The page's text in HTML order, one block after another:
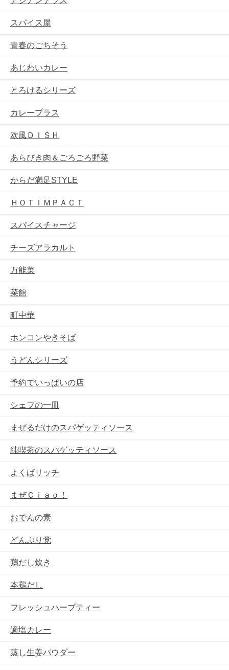
スパイス屋
青春のごちそう
あじわいカレー
とろけるシリーズ
カレープラス
欧風ＤＩＳＨ
あらびき肉＆ごろごろ野菜
からだ満足STYLE
ＨＯＴＩＭＰＡＣＴ
スパイスチャージ
チーズアラカルト
万能菜
菜館
町中華
ホンコンやきそば
うどんシリーズ
予約でいっぱいの店
シェフの一皿
まぜるだけのスパゲッティソース
純喫茶のスパゲッティソース
よくばリッチ
まぜＣｉａｏ！
おでんの素
どんぶり党
鶏だし炊き
本鶏だし
フレッシュハーブティー
適塩カレー
蒸し生姜パウダー